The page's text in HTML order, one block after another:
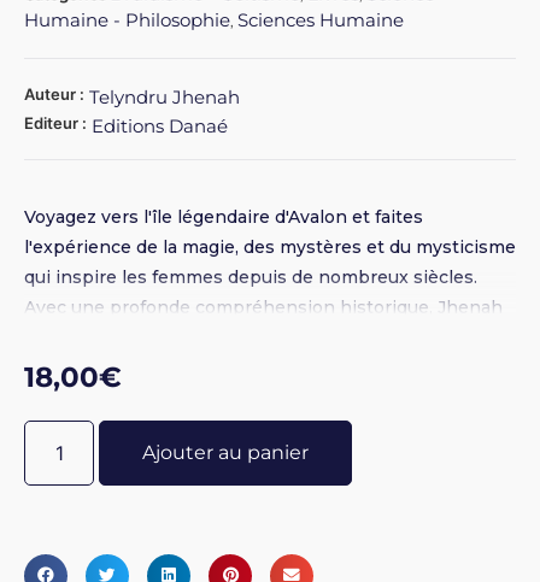
Humaine - Philosophie, Sciences Humaine
Auteur : Telyndru Jhenah
Editeur : Editions Danaé
Voyagez vers l'île légendaire d'Avalon et faites
l'expérience de la magie, des mystères et du mysticisme
qui inspire les femmes depuis de nombreux siècles.
Avec une profonde compréhension historique, Jhenah
l'île légendaire d'Avalon, en direction de la découverte
du vrai soi. S'inspirant du riche héritage de la mythologie
celtique britannique, de la légende arthurienne et du
savoir druidique, Mythes et mystères d'Avalon part des
brumes de la mémoire lointaine pour révéler un
18,00€
Ajouter au panier